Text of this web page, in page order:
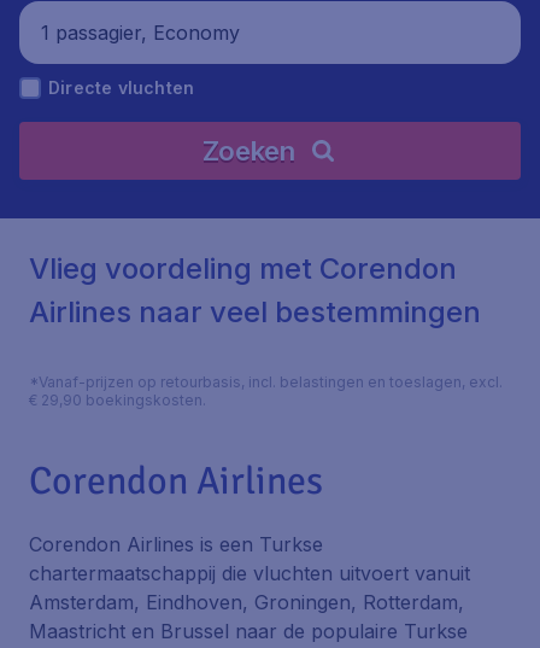
1 passagier, Economy
Directe vluchten
Zoeken
Vlieg voordeling met Corendon
Airlines naar veel bestemmingen
*Vanaf-prijzen op retourbasis, incl. belastingen en toeslagen, excl.
€ 29,90 boekingskosten.
Corendon Airlines
Corendon Airlines is een Turkse
chartermaatschappij die vluchten uitvoert vanuit
Amsterdam, Eindhoven, Groningen, Rotterdam,
Maastricht en Brussel naar de populaire Turkse